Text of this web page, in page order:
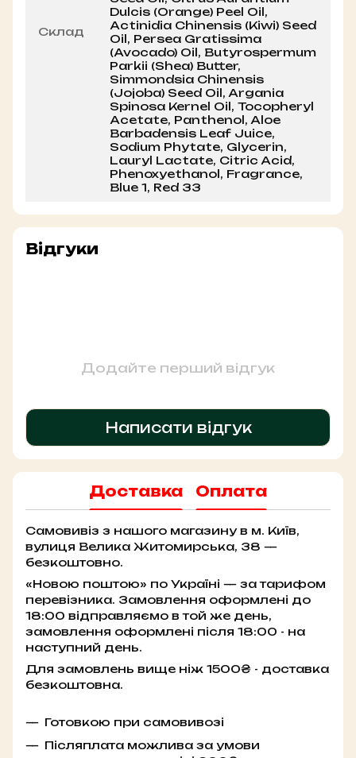
Склад
Dulcis (Orange) Peel Oil,
Actinidia Chinensis (Kiwi) Seed
Oil, Persea Gratissima
(Avocado) Oil, Butyrospermum
Parkii (Shea) Butter,
Simmondsia Chinensis
(Jojoba) Seed Oil, Argania
Spinosa Kernel Oil, Tocopheryl
Acetate, Panthenol, Aloe
Barbadensis Leaf Juice,
Sodium Phytate, Glycerin,
Lauryl Lactate, Citric Acid,
Phenoxyethanol, Fragrance,
Blue 1, Red 33
Відгуки
Додайте перший відгук
Написати відгук
Доставка Оплата
Самовивіз з нашого магазину в м. Київ,
вулиця Велика Житомирська, 38 —
безкоштовно.
«Новою поштою» по Україні — за тарифом
перевізника. Замовлення оформлені до
18:00 відправляємо в той же день,
замовлення оформлені після 18:00 - на
наступний день.
Для замовлень вище ніж 1500₴ - доставка
безкоштовна.
Готовкою при самовивозі
Післяплата можлива за умови